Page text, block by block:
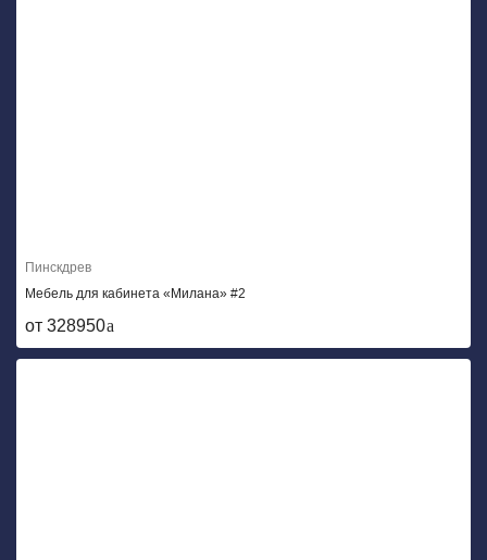
Пинскдрев
Мебель для кабинета «Милана» #2
от 328950